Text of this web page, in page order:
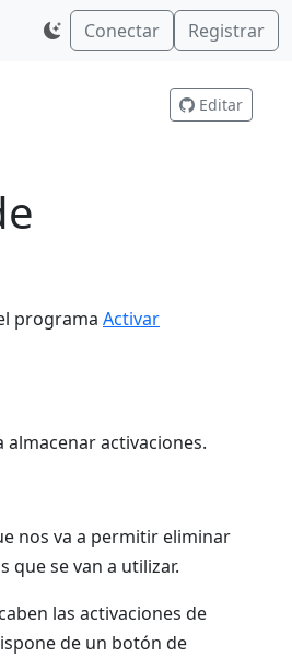
Conectar Registrar
Editar
programa Activar
activaciones.
nos va a permitir eliminar
que se van a utilizar.
las activaciones de
de un botón de